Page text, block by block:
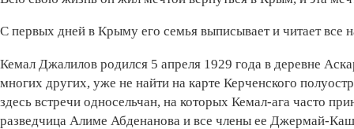
С первых дней в Крыму его семья выписывает и читает все
Кемал Джалилов родился 5 апреля 1929 года в деревне
многих других, уже не найти на карте Керченского
здесь встречи односельчан, на которых Кемал-ага часто
разведчица Алиме Абденанова и все члены ее Джермай-